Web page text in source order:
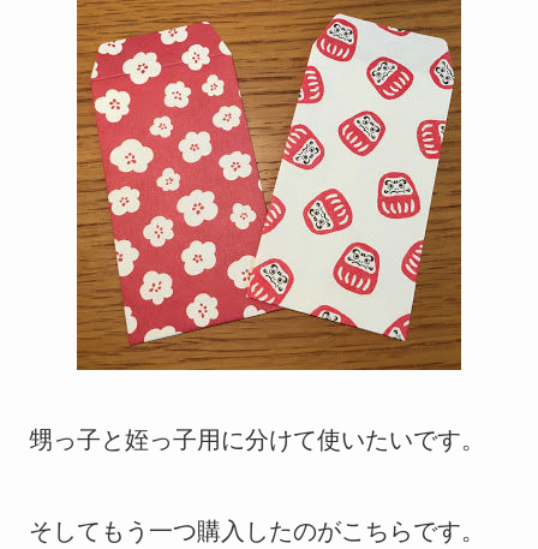
甥っ子と姪っ子用に分けて使いたいです。
そしてもう一つ購入したのがこちらです。